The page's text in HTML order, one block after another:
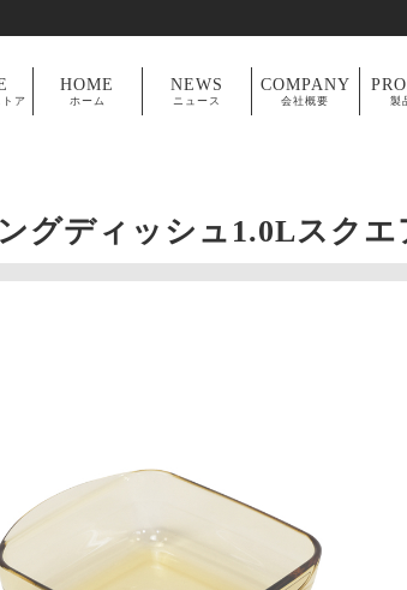
ア
HOME
ホーム
NEWS
ニュース
COMPANY
会社概要 製
グディッシュ1.0Lスクエ